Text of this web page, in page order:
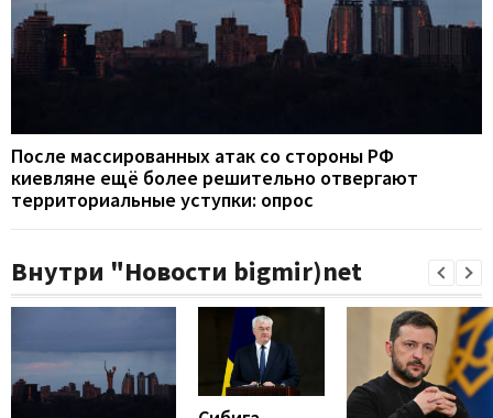
После массированных атак со стороны РФ
киевляне ещё более решительно отвергают
территориальные уступки: опрос
Внутри "Новости bigmir)net